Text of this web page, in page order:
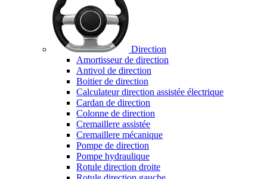
Direction
Amortisseur de direction
Antivol de direction
Boitier de direction
Calculateur direction assistée électrique
Cardan de direction
Colonne de direction
Cremaillere assistée
Cremaillere mécanique
Pompe de direction
Pompe hydraulique
Rotule direction droite